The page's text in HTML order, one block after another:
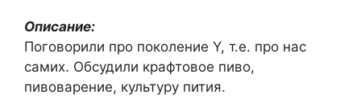
Описание:
Поговорили про поколение Y, т.е. про нас
самих. Обсудили крафтовое пиво,
пивоварение, культуру пития.